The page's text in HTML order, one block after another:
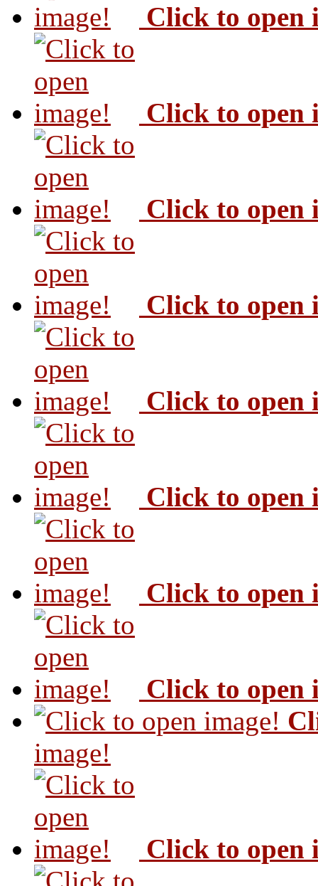
Click to open
Click to open
Click to open
Click to open
Click to open
Click to open
Click to open
Click to open
image!
Click to open